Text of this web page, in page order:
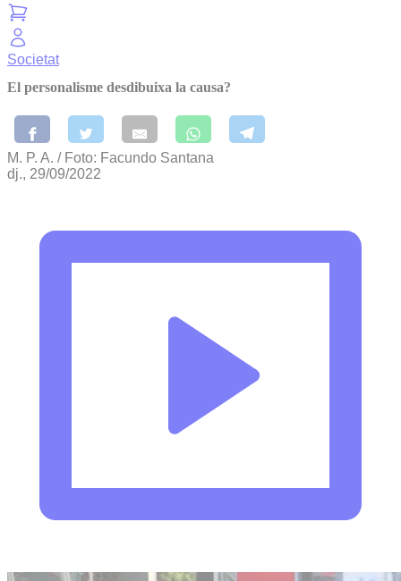
Societat
El personalisme desdibuixa la causa?
M. P. A. / Foto: Facundo Santana
dj., 29/09/2022